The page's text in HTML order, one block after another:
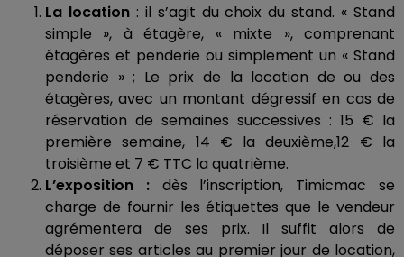
La location: il s’agit du choix du stand. « Stand
simple », à étagère, « mixte », comprenant
étagères et penderie ou simplement un « Stand
penderie » ; Le prix de la location de ou des
étagères, avec un montant dégressif en cas de
réservation de semaines successives : 15 € la
première semaine, 14 € la deuxième,12 € la
troisième et 7 € TTC la quatrième.
L’exposition : dès l’inscription, Timicmac se
charge de fournir les étiquettesque le vendeur
agrémentera de ses prix. Il suffit alors de
déposer ses articles au premier jour de location,